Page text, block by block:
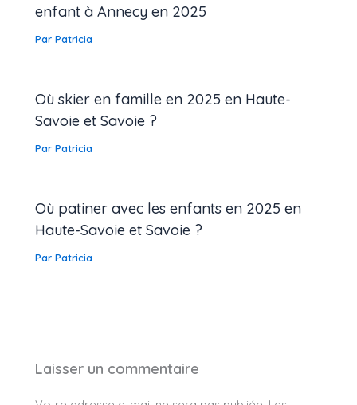
enfant à Annecy en 2025
ParPatricia
Où skier en famille en 2025 en Haute-
Savoie et Savoie ?
ParPatricia
Où patiner avec les enfants en 2025 en
Haute-Savoie et Savoie ?
ParPatricia
Laisser un commentaire